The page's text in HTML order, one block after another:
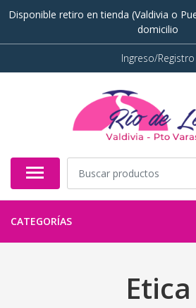
Disponible retiro en tienda (Valdivia o
domicilio
Ingreso/Registro
CATEGORÍAS
Etica